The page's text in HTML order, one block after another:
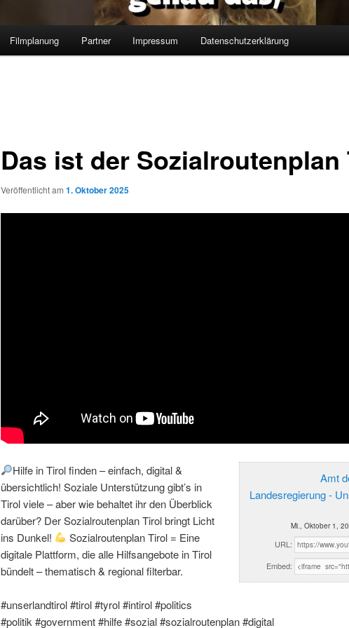
Filmplanung Partner Impressum Datenschutzerklärung
Das ist der Sozialroutenplan
Veröffentlicht am 1. Oktober 2025
Amt
Landesregierung -
Mi., Oktober 1,
URL:
Embed:
Hilfe in Tirol finden – einfach, digital &
übersichtlich! Soziale Unterstützung gibt’s in
Tirol viele – aber wie behaltet ihr den Überblick
darüber? Der Sozialroutenplan Tirol bringt Licht
ins Dunkel!
Sozialroutenplan Tirol = Eine
digitale Plattform, die alle Hilfsangebote in Tirol
bündelt – thematisch & regional filterbar.
#unserlandtirol #tirol #tyrol #intirol #politics
#politik #government #hilfe #sozial #sozialroutenplan #digital